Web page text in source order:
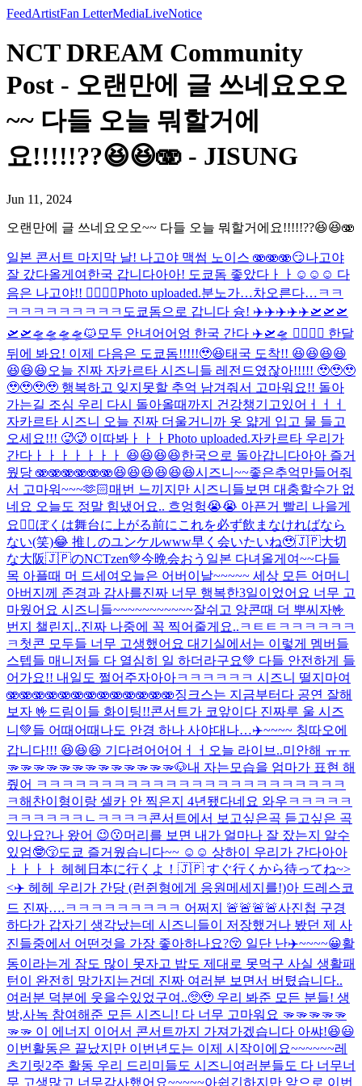
FeedArtistFan LetterMediaLiveNotice
NCT DREAM Community
Post - 오랜만에 글 쓰네요오오
~~ 다들 오늘 뭐할거에
요!!!!!??😆😆🫨 - JISUNG
Jun 11, 2024
오랜만에 글 쓰네요오오~~ 다들 오늘 뭐할거에요!!!!!??😆😆🫨
일본 콘서트 마지막 날! 나고야 맥썸 노이스 🫨🫨🫨😏나고야
잘 갔다올게여 한국 갑니다아아! 도쿄돔 좋았다ㅏㅏ☺️☺️☺️ 다
음은 나고야!! 🙂‍↕️🙂‍↕️Photo uploaded.분노가…차오른다… ㅋㅋ
ㅋㅋㅋㅋㅋㅋㅋㅋㅋ 도쿄돔으로 갑니다 슝! ✈️✈️✈️✈️✈️🛫🛫🛫
🛫🛫🛸🛸🛸🛸🐱 모두 안녀어어엉 한국 간다 ✈️🛫🛸 🙂‍↕️🙂‍↕️ 한달
뒤에 봐요! 이제 다음은 도쿄돔!!!!!🥹😆태국 도착!! 😆😆😆😆
😆😆😆오늘 진짜 자카르타 시즈니들 레전드였잖아!!!!! 🥹🥹🥹
🥹🥹🥹🥹 행복하고 잊지못할 추억 남겨줘서 고마워요!! 돌아
가는길 조심 우리 다시 돌아올때까지 건강챙기고있어ㅓㅓㅓ
자카르타 시즈니 오늘 진짜 더울거니까 옷 얇게 입고 물 들고
오세요!!! 🥵🥵 이따봐ㅏㅏㅏ Photo uploaded.자카르타 우리가
간다ㅏㅏㅏㅏㅏㅏㅏ 😆😆😆😆한국으로 돌아갑니다아아 즐거
웠당 🫨🫨🫨🫨🫨🫨😆😆😆😆😆😆시즈니~~좋은추억만들어줘
서 고마워~~~🫶🏻매번 느끼지만 시즈니들보면 대충할수가 없
네요 오늘도 정말 힘냈어요.. 흐엉헝😭😭 아픈거 빨리 나을게
요🙂‍↕️ぼくは舞台に上がる前にこれを必ず飲まなければなら
ない(笑)😂 推しのユンケルwww早く会いたいね🥹🇯🇵大切
な大阪🇯🇵のNCTzen💚今晩会おう 일본 다녀올게여~~다들
목 아플때 머 드세여 오늘은 어버이날~~~~~ 세상 모든 어머니
아버지께 존경과 감사를진짜 너무 행복한3일이었어요 너무 고
마웠어요 시즈니들~~~~~~~~~~~잘쉬고 앙콘때 더 뿌씨자🤟
번지 챌린지..진짜 나중에 꼭 찍어줄게요..ㅋㅌㅌㅋㅋㅋㅋㅋㅋ
ㅋ 첫콘 모두들 너무 고생했어요 대기실에서는 이렇게 멤버들
스텝들 매니저들 다 열심히 일 하더라구요💚 다들 안전하게 들
어가요!! 내일도 쩔어주자아아ㅋㅋㅋㅋㅋㅋ 시즈니 떨지마여
🫨🫨🫨🫨🫨🫨🫨🫨🫨🫨🫨🫨🫨징크스는 지금부터다 공연 잘해
보자 🤟 드림이들 화이팅!!콘서트가 코앞이다 진짜루 울 시즈
니💚들 어때어때 나도 안경 하나 사야대나…✈️~~~~ 칭따오에
갑니다!!! 😆😆😆 기다려어어어ㅓㅓ 오늘 라이브..미안해 ㅠㅠ
🫳🫳🫳🫳🫳🫳🫳🫳🫳🫳🫳🫳🫳🐶내 자는모습을 엄마가 표현 해
줬어 ㅋㅋㅋㅋㅋㅋㅋㅋㅋㅋㅋㅋㅋㅋㅋㅋㅋㅋㅋㅋㅋㅋㅋㅋ
ㅋ해찬이형이랑 셀카 안 찍은지 4년됐다네요 와우ㅋㅋㅋㅋㅋ
ㅋㅋㅋㅋㅋㅋㄴㅋㅋㅋㅋ 콘서트에서 보고싶은곡 듣고싶은 곡
있나요?나 왔어 😉😗머리를 보면 내가 얼마나 잘 잤는지 알수
있엄🤓😚도쿄 즐거웠습니다~~ ☺️☺️ 상하이 우리가 간다아아
ㅏㅏㅏㅏ 헤헤 日本に行くよ！🇯🇵 すぐ行くから待ってね~>
<✈️ 헤헤 우리가 간당 (런쥔형에게 응원메세지를!)아 드레스코
드 진짜….ㅋㅋㅋㅋㅋㅋㅋㅋㅋ 어쩌지 🚨🚨🚨🚨사진첩 구경
하다가 갑자기 생각났는데 시즈니들이 저장했거나 봤던 제 사
진들중에서 어떤것을 가장 좋아하나요?😚 일단 난✈️~~~~😀활
동이라는게 잠도 많이 못자고 밥도 제대로 못먹구 사실 생활패
턴이 완전히 망가지는건데 진짜 여러분 보면서 버텼습니다..
여러분 덕분에 웃을수있었구여..🥺🥹 우리 봐준 모든 분들! 생
방,사녹 참여해준 모든 시즈니! 다 너무 고마워요 🫳🫳🫳🫳🫳
🫳🫳 이 에너지 이어서 콘서트까지 가져가겠습니다 아쌰!😆😃
이번활동은 끝났지만 이번년도는 이제 시작이에요~~~~~~레
츠기릿2주 활동 우리 드리미들도 시즈니여러분들도 다 너무너
무 고생많고 너무감사했어요~~~~~아쉽긴하지만 앞으로 이번